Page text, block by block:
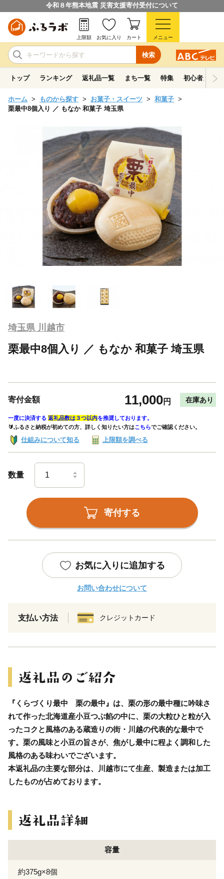
令和８年熊本地震 災害支援寄付受付について
検索
上限額 お気に入り カート メニュー
トップ ランキング 返礼品一覧 まち一覧 特集 初心者ガイド
ホーム ものから探す お菓子・スイーツ
和菓子
栗最中8個入り ／ もなか 和菓子 埼玉県
埼玉県 川越市
栗最中8個入り ／ もなか 和菓子 埼玉県
寄付金額 11,000円 在庫あり
一度に決済する 返礼品数は３つ以内を推奨しております。
🔰ふるさと納税が初めての方、詳しく知りたい方はこちらでご確認ください。
仕組みについて知る 上限額を調べる
数量
寄付する
お気に入りに追加する
お問い合わせについて
支払い方法 クレジットカード
『くらづくり最中 栗の最中』は、栗の形の最中種に吟味さ
れて作った北海道産小豆つぶ餡の中に、栗の大粒ひと粒が入
ったコクと風格のある蔵造りの街・川越の代表的な最中で
す。栗の風味と小豆の旨さが、焦がし最中に程よく調和した
風格のある味わいでございます。
本返礼品の主要な部分は、川越市にて生産、製造または加工
したものが占めております。
容量
約375g×8個